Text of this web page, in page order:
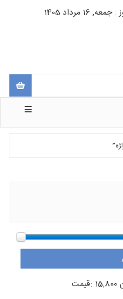
16 مرداد 1405
قيمت: